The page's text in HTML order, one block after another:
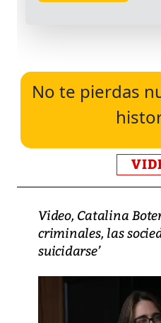
No te pierdas
Video, Catalina
criminales, las
suicidarse’